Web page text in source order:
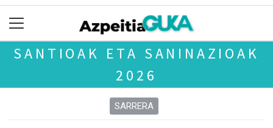
SANTIOAK ETA SANINAZIOAK
2026
SARRERA